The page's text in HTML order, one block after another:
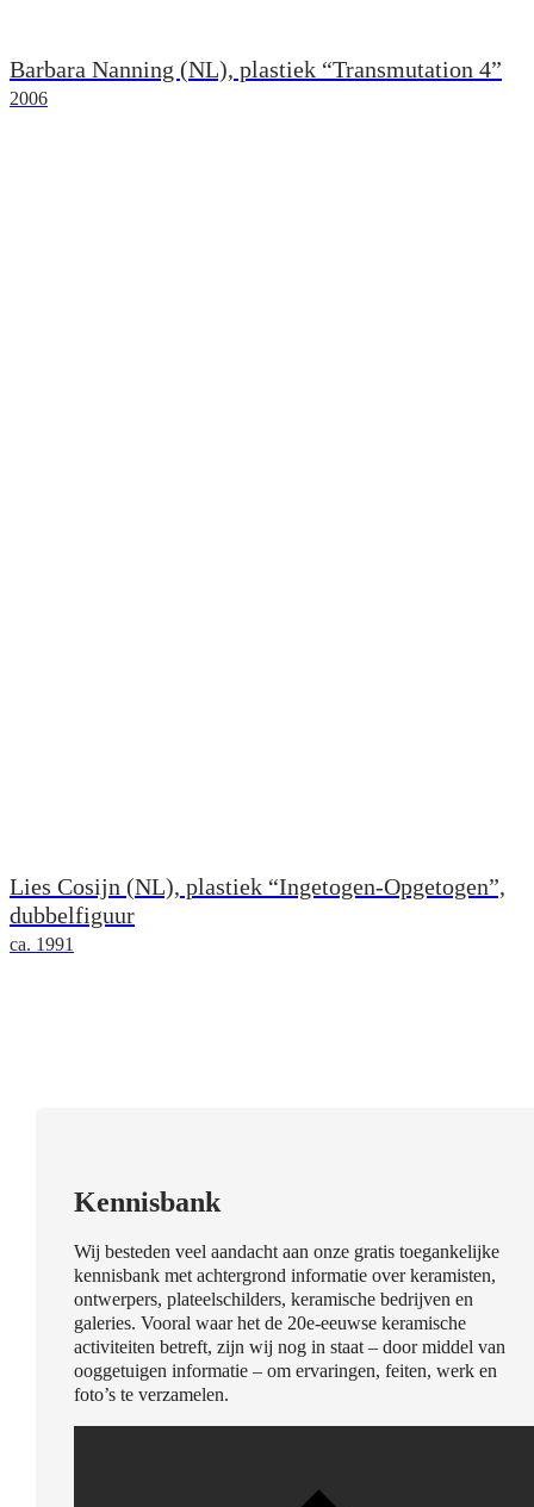
Barbara Nanning (NL), plastiek “Transmutation 4”
2006
Lies Cosijn (NL), plastiek “Ingetogen-Opgetogen”,
dubbelfiguur
ca. 1991
Kennisbank
Wij besteden veel aandacht aan onze gratis toegankelijke
kennisbank met achtergrond informatie over keramisten,
ontwerpers, plateelschilders, keramische bedrijven en
galeries. Vooral waar het de 20e-eeuwse keramische
activiteiten betreft, zijn wij nog in staat – door middel van
ooggetuigen informatie – om ervaringen, feiten, werk en
foto’s te verzamelen.